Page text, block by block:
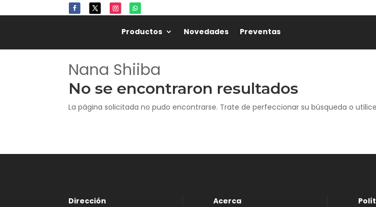
Productos Novedades Preventas
Nana Shiiba
No se encontraron resultados
La página solicitada no pudo encontrarse. Trate de perfeccionar su búsqueda o
Dirección
Acerca